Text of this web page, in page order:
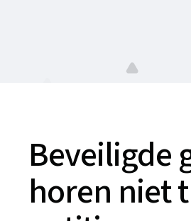
Beveiligde
horen niet